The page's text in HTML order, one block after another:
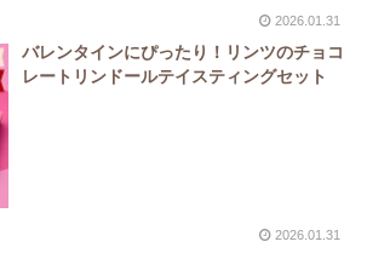
2026.01.31
バレンタインにぴったり！リンツのチョコ
レートリンドールテイスティングセット
2026.01.31